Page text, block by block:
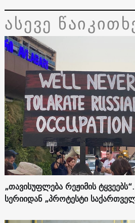
ასევე
„თავისუფლება რეჟიმის
სერიიდან „პროტესტი